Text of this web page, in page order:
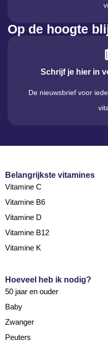
Op de hoogte
Schrijf je hier in
De nieuwsbrief voor
Belangrijkste vitamines
Vitamine C
Vitamine B6
Vitamine D
Vitamine B12
Vitamine K
Hoeveel heb ik nodig?
50 jaar en ouder
Baby
Zwanger
Peuters